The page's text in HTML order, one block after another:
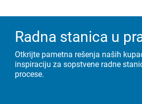
Radna stanica u
Otkrijte pametna rešenja naših
inspiraciju za sopstvene radne
procese.